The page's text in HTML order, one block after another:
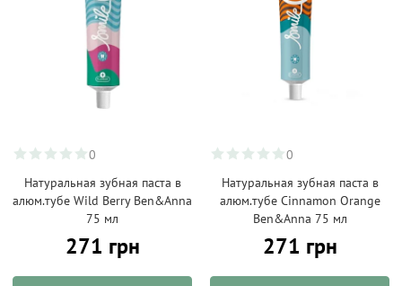
0
Натуральная зубная паста в
алюм.тубе Wild Berry Ben&Anna
75 мл
271 грн
0
Натуральная зубная паста в
алюм.тубе Cinnamon Orange
Ben&Anna 75 мл
271 грн